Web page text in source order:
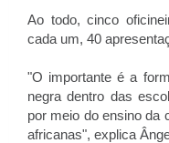
Ao todo, cinco
cada um, 40
"O importante é a
negra dentro das
por meio do ensino da
africanas", explica